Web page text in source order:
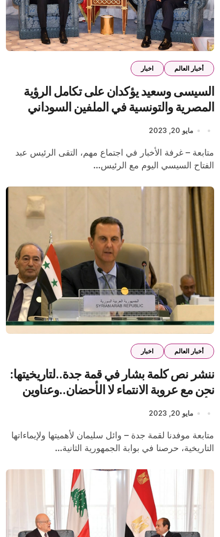
أخبار العالم اخبار
السيسى وسعيد يؤكدان على تكامل الرؤية
المصرية والتونسية في الملفين السوداني
مايو 20, 2023
متابعة – غرفة الأخبار في اجتماع مهم، التقى الرئيس عبد
الفتاح السيسي اليوم مع الرئيس...
أخبار العالم اخبار
ننشر نص كلمة بشار في قمة جدة..لتاريخيتها:
نحن مع عروبة الانتماء لا الأحضان..وعناوين
مايو 20, 2023
متابعة موفدنا لقمة جدة – وائل سليمان لأهميتها ولإيماءاتها
التاريخية، حرصنا في بوابة الجمهورية الثانية...